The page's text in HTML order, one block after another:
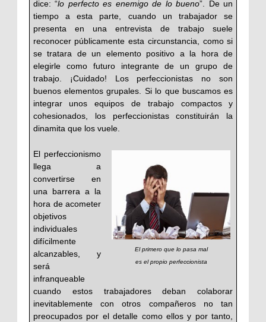
dice: “lo perfecto es enemigo de lo bueno”. De un
tiempo a esta parte, cuando un trabajador se
presenta en una entrevista de trabajo suele
reconocer públicamente esta circunstancia, como si
se tratara de un elemento positivo a la hora de
elegirle como futuro integrante de un grupo de
trabajo. ¡Cuidado! Los perfeccionistas no son
buenos elementos grupales. Si lo que buscamos es
integrar unos equipos de trabajo compactos y
cohesionados, los perfeccionistas constituirán la
dinamita que los vuele.
El primero que lo pasa mal
es el propio perfeccionista
El perfeccionismo
llega a
convertirse en
una barrera a la
hora de acometer
objetivos
individuales
difícilmente
alcanzables, y
será
infranqueable
cuando estos trabajadores deban colaborar
inevitablemente con otros compañeros no tan
preocupados por el detalle como ellos y por tanto,